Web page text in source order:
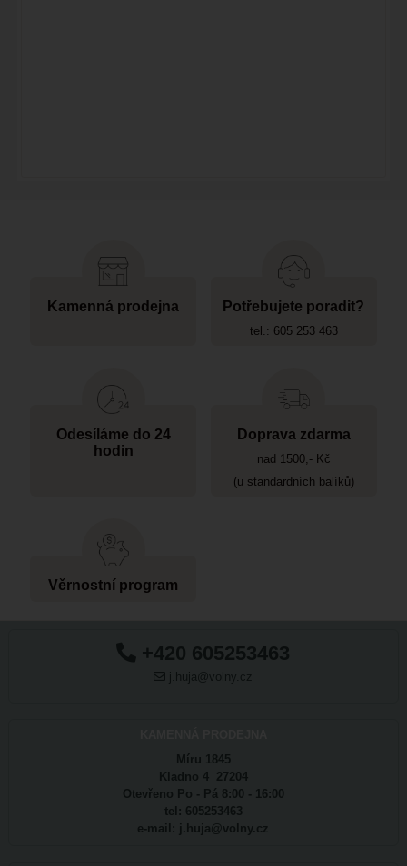
Kamenná prodejna Potřebujete poradit?
tel.: 605 253 463
Odesíláme do 24
hodin
Doprava zdarma
nad 1500,- Kč
(u standardních balíků)
Věrnostní program
+420 605253463
j.huja@volny.cz
Míru 1845
Kladno 4 27204
Otevřeno Po - Pá 8:00 - 16:00
tel: 605253463
e-mail: j.huja@volny.cz